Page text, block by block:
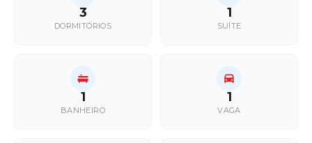
3
DORMITÓRIOS
1
SUÍTE
1
BANHEIRO
1
VAGA